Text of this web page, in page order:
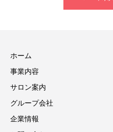
ホーム
事業内容
サロン案内
グループ会社
企業情報